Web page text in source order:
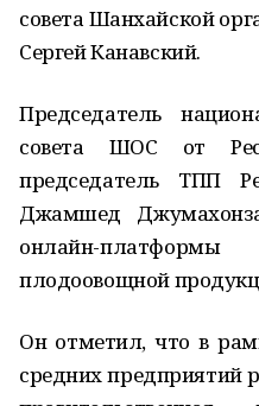
совета Шанхайской
Сергей Канавский.
Председатель
совета ШОС от
председатель ТПП
Джамшед
онлайн-
плодоовощной
Он отметил, что в
средних предприятий